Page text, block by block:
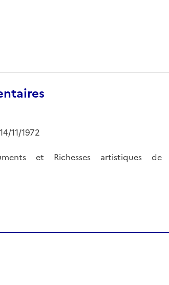
11/1972
et Richesses artistiques de